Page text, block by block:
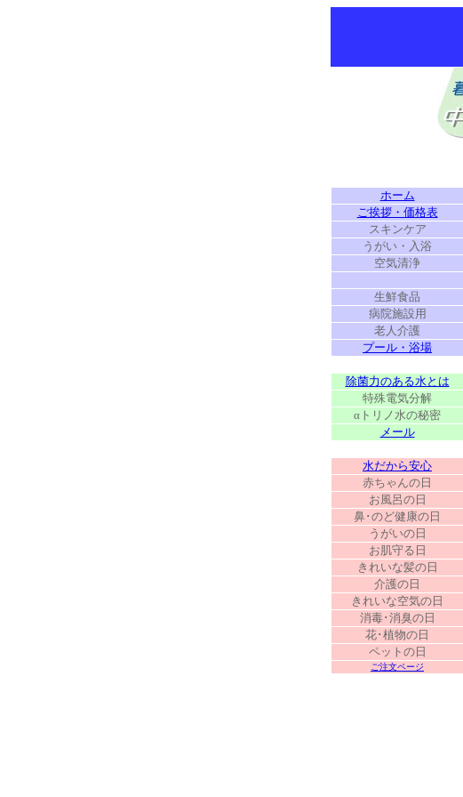
ホーム
ご挨拶・価格表
スキンケア
うがい・入浴
空気清浄
生鮮食品
病院施設用
老人介護
プール・浴場
除菌力のある水とは
特殊電気分解
αトリノ水の秘密
メール
水だから安心
赤ちゃんの日
お風呂の日
鼻･のど健康の日
うがいの日
お肌守る日
きれいな髪の日
介護の日
きれいな空気の日
消毒･消臭の日
花･植物の日
ペットの日
ご注文ページ